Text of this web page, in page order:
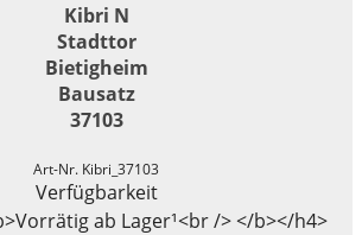
Kibri N
Stadttor
Bietigheim
Bausatz
37103
Art-Nr. Kibri_37103
Verfügbarkeit